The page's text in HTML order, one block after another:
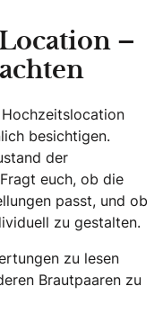
–
besichtigen.
der
euch, ob die
passt, und ob
zu gestalten.
zu lesen
Brautpaaren zu